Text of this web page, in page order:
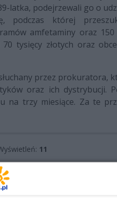
latka, podejrzewali go o
podczas której
amfetaminy oraz
tysięcy złotych oraz
przez prokuratora,
oraz ich dystrybucji.
na trzy miesiące. Za te
11